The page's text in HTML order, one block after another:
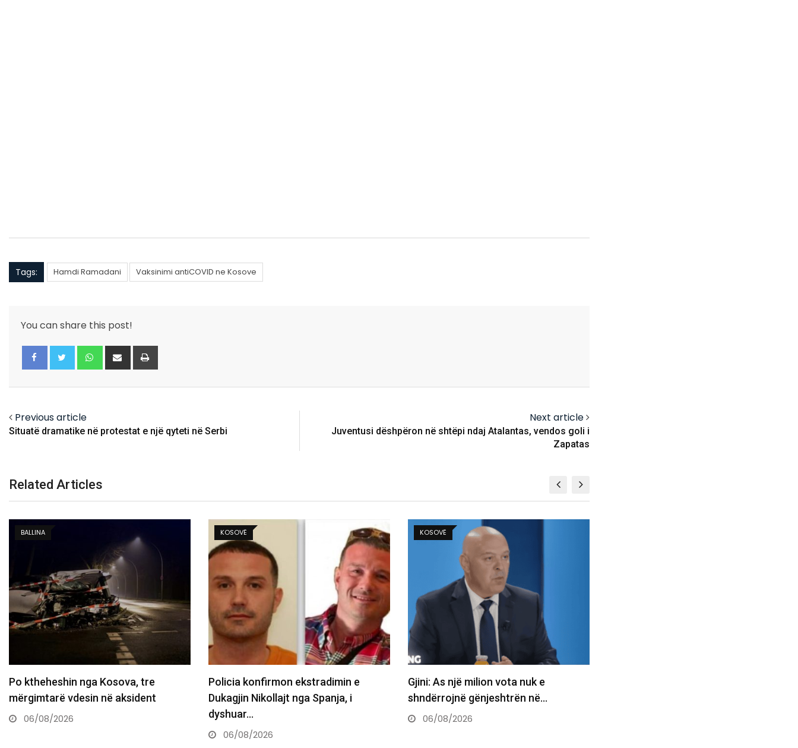
Tags: Hamdi Ramadani Vaksinimi antiCOVID ne Kosove
You can share this post!
Whatsapp
Share
via
Previous article
Situatë dramatike në protestat e një qyteti në Serbi
Next article
Juventusi dëshpëron në shtëpi ndaj Atalantas, vendos goli i
Zapatas
Related Articles
KOSOVË
Policia konfirmon ekstradimin e
Dukagjin Nikollajt nga Spanja, i
dyshuar…
KOSOVË
Gjini: As një milion vota nuk e
shndërrojnë gënjeshtrën në…
06/08/2026
KOSOVË
Nagavci kërkon kompromis për
Presidentin: Të pakompromis duhet
të jemi…